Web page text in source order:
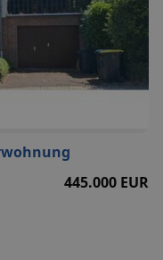
445.000 EUR